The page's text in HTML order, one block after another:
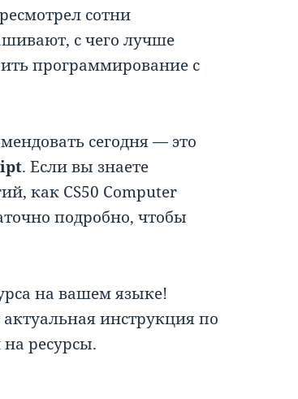
сотни
с чего лучше
программирование с
сегодня — это
. Если вы знаете
как CS50 Computer
подробно, чтобы
на вашем языке!
инструкция по
ресурсы.